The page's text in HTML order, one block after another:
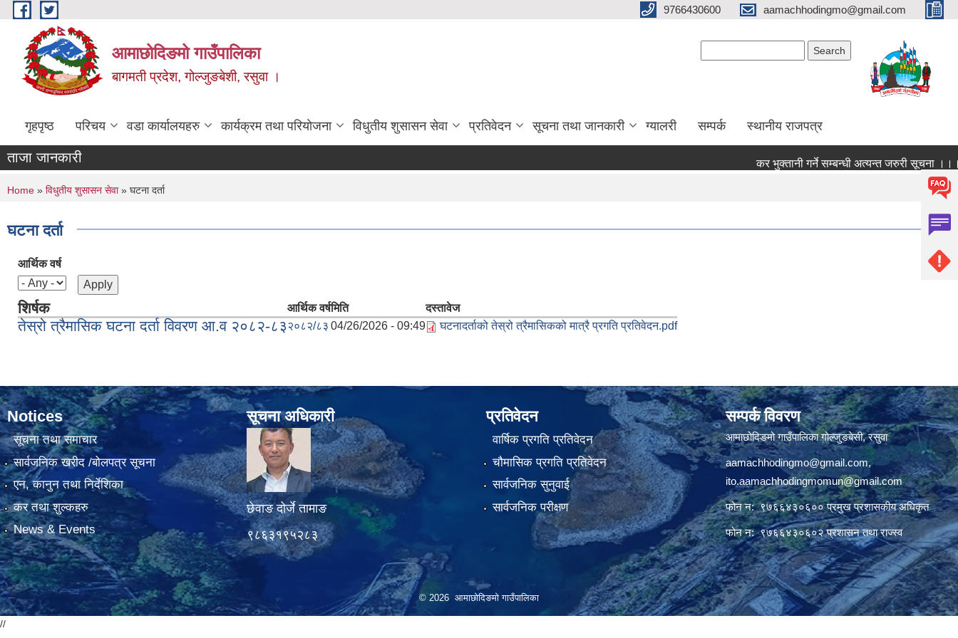
Skip to main content 9766430600 aamachhodingmo@gmail.com
आमाछोदिङमो गाउँपालिका
बागमती प्रदेश, गोल्जुङबेशी, रसुवा ।
गृहपृष्ठ परिचय वडा कार्यालयहरु कार्यक्रम तथा परियोजना विधुतीय शुसासन सेवा प्रतिवेदन सूचना तथा जानकारी ग्यालरी सम्पर्क स्थानीय राजपत्र
ताजा जानकारी कर भुक्तानी गर्ने सम्बन्धी अत्यन्त जरुरी सूचना ।।।
You are here
Home » विधुतीय शुसासन सेवा» घटना दर्ता
घटना दर्ता
आर्थिक वर्ष
शिर्षक आर्थिक वर्षमिति दस्तावेज
तेस्रो त्रैमासिक घटना दर्ता विवरण आ.व २०८२-८३२०८२/८३ 04/26/2026 - 09:49 घटनादर्ताको तेस्रो त्रैमासिकको मात्रै प्रगति प्रतिवेदन.pdf
Notices
सूचना तथा समाचार
सार्वजनिक खरीद /बोलपत्र सूचना
एन, कानुन तथा निर्देशिका
कर तथा शुल्कहरु
News & Events
सूचना अधिकारी
छेवाङ दोर्जे तामाङ
९८६३१९५२८३
प्रतिवेदन
वार्षिक प्रगति प्रतिवेदन
चौमासिक प्रगति प्रतिवेदन
सार्वजनिक सुनुवाई
सार्वजनिक परीक्षण
सम्पर्क विवरण
आमाछोदिङमो गाउँपालिका गोल्जुङबेसी, रसुवा
aamachhodingmo@gmail.com,
ito.aamachhodingmomun@gmail.com
फोन न: ९७६६४३०६०० प्रमुख प्रशासकीय अधिकृत
फोन न: ९७६६४३०६०२ प्रशासन तथा राज्स्व
© 2026 आमाछोदिङमो गाउँपालिका
//